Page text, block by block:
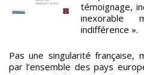
témoignage,
inexorable
indifférence ».
Pas une singularité française,
par l’ensemble des pays